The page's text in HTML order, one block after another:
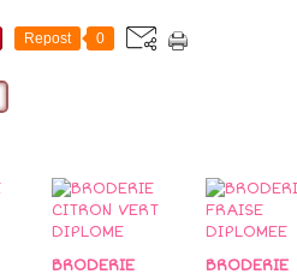
Repost 0
BRODERIE BRODERIE